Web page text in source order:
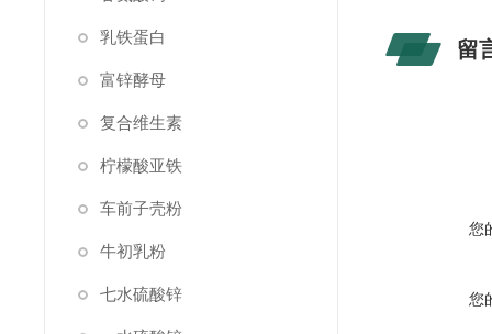
乳铁蛋白
富锌酵母
复合维生素
柠檬酸亚铁
车前子壳粉
牛初乳粉
七水硫酸锌
留
您
您